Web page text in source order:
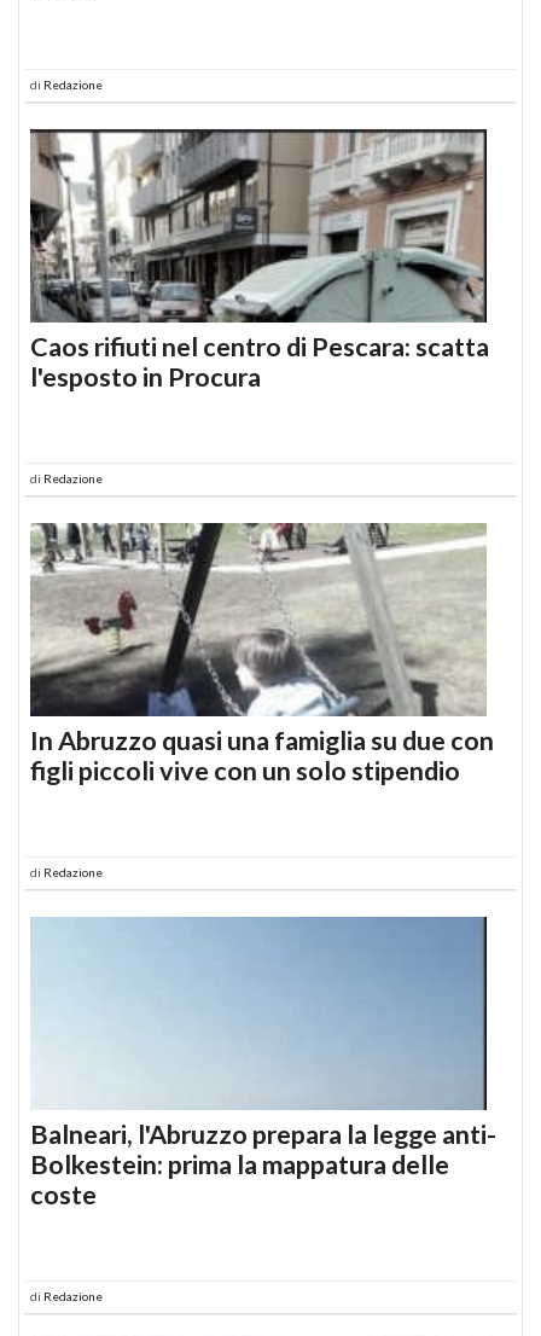
di Redazione
Caos rifiuti nel centro di Pescara: scatta
l'esposto in Procura
di Redazione
In Abruzzo quasi una famiglia su due con
figli piccoli vive con un solo stipendio
di Redazione
Balneari, l'Abruzzo prepara la legge anti-
Bolkestein: prima la mappatura delle
coste
di Redazione